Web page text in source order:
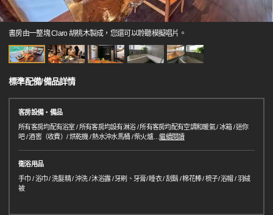
書房由一整塊 Claro 胡桃木製成，您還可以聆聽模擬唱片。
標準配備/備品詳情
客房設備・備品
所有客房均配有浴室 / 所有客房均設有淋浴 / 所有客房均配有空調和暖氣 / 冰箱 / 迷你
吧 / 酒窖（收費）/ 烘乾機 / 熱水沖水馬桶 / 柴火爐…繼續閱讀
衛浴用品
手巾 / 浴巾 / 洗髮精 / 沖洗 / 沐浴露 / 牙刷、牙膏/ 睡衣 / 刮鬍 / 棉花棒 / 梳子/ 浴帽 / 羽絨
被